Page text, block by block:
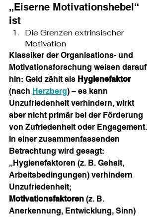
„Eiserne Motivationshebel“
ist
Die Grenzen extrinsischer
Motivation
Klassiker der Organisations- und
Motivationsforschung weisen darauf
hin: Geld zählt als Hygienefaktor
(nach Herzberg) – es kann
Unzufriedenheit verhindern, wirkt
aber nicht primär bei der Förderung
von Zufriedenheit oder Engagement.
In einer zusammenfassenden
Betrachtung wird gesagt:
„Hygienefaktoren (z. B. Gehalt,
Arbeitsbedingungen) verhindern
Unzufriedenheit;
Motivationsfaktoren (z. B.
Anerkennung, Entwicklung, Sinn)